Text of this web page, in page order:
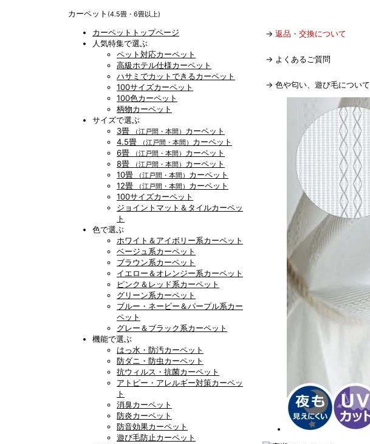
カーペット (4.5畳・6畳以上)
カーペットトップページ
人気特集で選ぶ
ペット対応カーペット
高級ホテル仕様カーペット
ハサミでカットできるカーペット
100サイズカーペット
100色カーペット
柄物カーペット
サイズで選ぶ
3畳
（江戸間・本間） カーペット
4.5畳
（江戸間・本間） カーペット
6畳
（江戸間・本間） カーペット
8畳
（江戸間・本間） カーペット
10畳
（江戸間・本間） カーペット
12畳
（江戸間・本間） カーペット
100サイズカーペット
ジョイントマット＆タイルカーペッ
ト
色で選ぶ
ホワイト＆アイボリー系カーペット
ベージュ系カーペット
ブラウン系カーペット
イエロー＆オレンジー系カーペット
ピンク＆レッド系カーペット
グリーン系カーペット
ブルー・ネービー＆パープル系カー
ペット
グレー＆ブラック系カーペット
機能で選ぶ
はっ水・防汚カーペット
防ダニ・防虫カーペット
抗ウィルス・抗菌カーペット
アトピー・アレルギー対策カーペッ
ト
消臭カーペット
防炎カーペット
防音効果カーペット
遊び毛防止カーペット
→ 返品・交換について
→ よくあるご質問
→ 色や匂い、遊び毛について